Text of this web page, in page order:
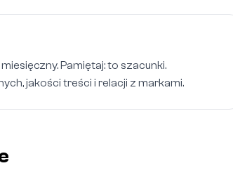
Pamiętaj: to szacunki.
jakości treści i relacji z markami.